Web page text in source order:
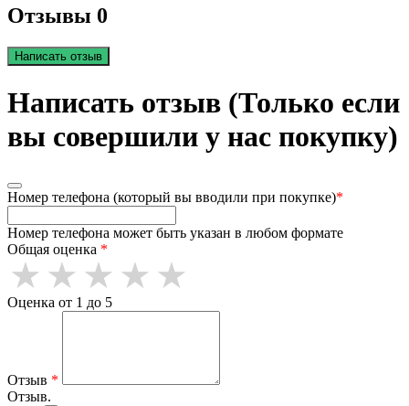
Отзывы 0
Написать отзыв
Написать отзыв (Только если
вы совершили у нас покупку)
Номер телефона (который вы вводили при покупке)*
Номер телефона может быть указан в любом формате
Общая оценка *
Оценка от 1 до 5
Отзыв *
Отзыв.